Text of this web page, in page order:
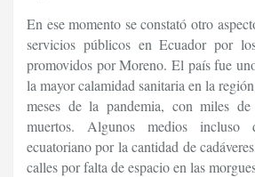
En ese momento se constató otro
servicios públicos en Ecuador por
promovidos por Moreno. El país fue
la mayor calamidad sanitaria en la
meses de la pandemia, con miles
muertos. Algunos medios incluso
ecuatoriano por la cantidad de
calles por falta de espacio en las